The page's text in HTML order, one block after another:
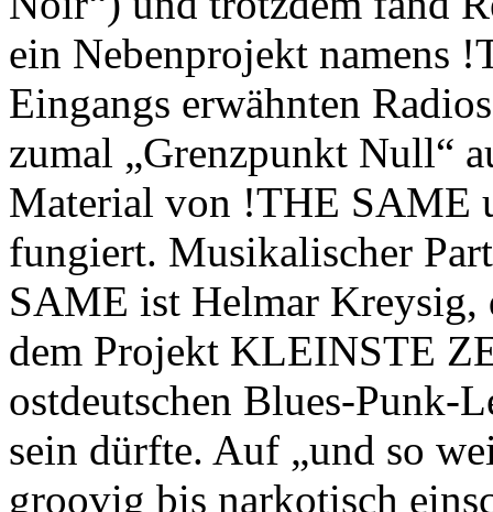
ein Nebenprojekt namens
Eingangs erwähnten
zumal „Grenzpunkt Null“
Material von !THE SAME
fungiert. Musikalischer
SAME ist Helmar Kreysig,
dem Projekt KLEINSTE
ostdeutschen Blues-Punk-
sein dürfte. Auf „und so
groovig bis narkotisch